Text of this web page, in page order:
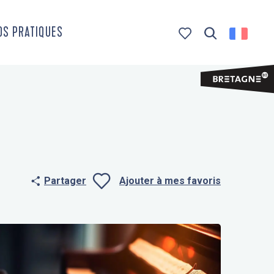
PRATIQUES
Partager Ajouter à mes favoris